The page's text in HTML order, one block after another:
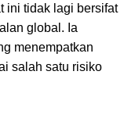
ini tidak lagi bersifat
global. Ia
menempatkan
salah satu risiko